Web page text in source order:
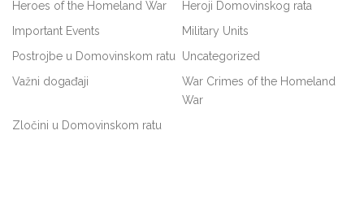
Heroes of the Homeland War
Heroji Domovinskog rata
Important Events
Military Units
Postrojbe u Domovinskom ratu
Uncategorized
Važni događaji
War Crimes of the Homeland
War
Zločini u Domovinskom ratu